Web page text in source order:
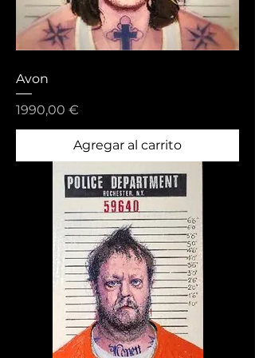
Avon
Precio
1990,00 €
Agregar al carrito